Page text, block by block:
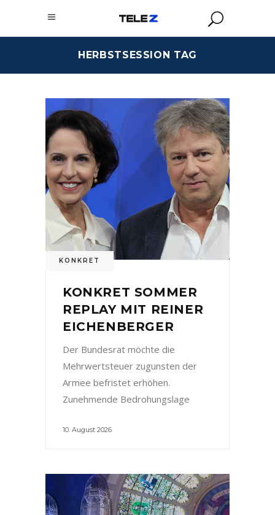
HERBSTSESSION TAG
KONKRET
KONKRET SOMMER
REPLAY MIT REINER
EICHENBERGER
Der Bundesrat möchte die
Mehrwertsteuer zugunsten der
Armee befristet erhöhen.
Zunehmende Bedrohungslage
10. August 2026